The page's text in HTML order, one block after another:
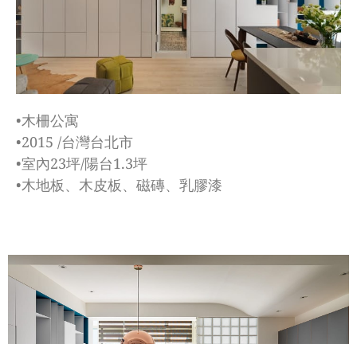
•木柵公寓
•2015 /台灣台北市
•室內23坪/陽台1.3坪
•木地板、木皮板、磁磚、乳膠漆